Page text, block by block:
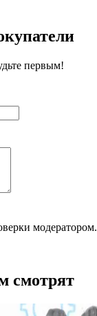
первым!
модератором.
смотрят